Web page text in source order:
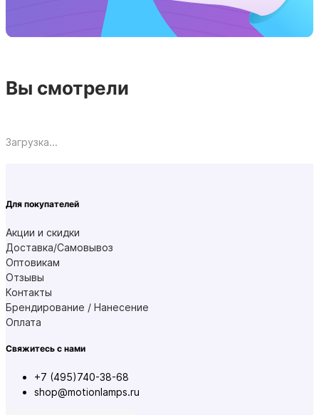
Вы смотрели
Загрузка...
Для покупателей
Акции и скидки
Доставка/Самовывоз
Оптовикам
Отзывы
Контакты
Брендирование / Нанесение
Оплата
Свяжитесь с нами
+7 (495)740-38-68
shop@motionlamps.ru